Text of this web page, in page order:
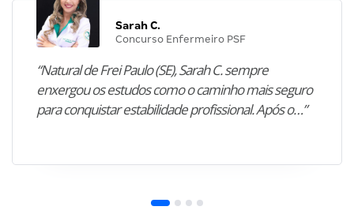
Sarah C.
Concurso Enfermeiro PSF
“Natural de Frei Paulo (SE), Sarah C. sempre
enxergou os estudos como o caminho mais seguro
para conquistar estabilidade profissional. Após o…”